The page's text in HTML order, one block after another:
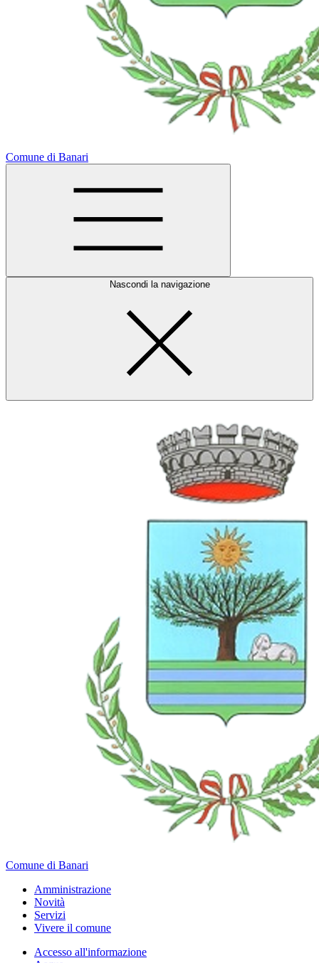
Comune di Banari
Nascondi la navigazione
Comune di Banari
Amministrazione
Novità
Servizi
Vivere il comune
Accesso all'informazione